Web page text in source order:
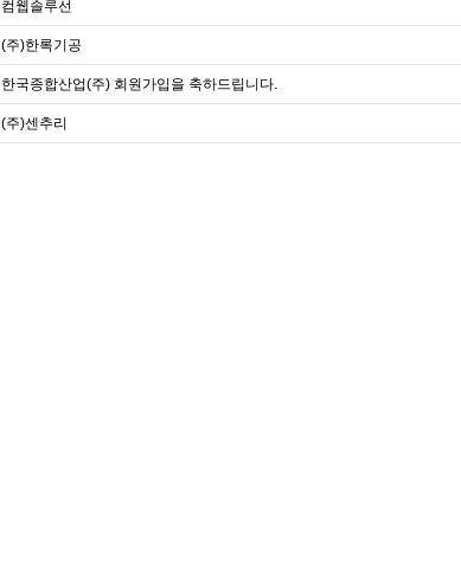
컴웹솔루선
(주)한록기공
한국종합산업(주) 회원가입을 축하드립니다.
(주)센추리